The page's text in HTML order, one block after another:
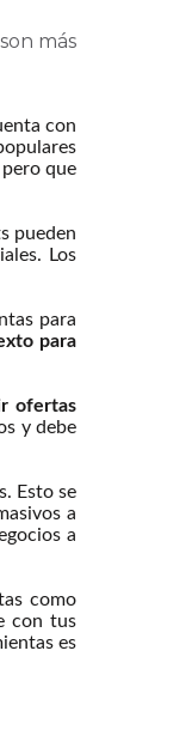
más
con
que
pueden
Los
para
para
ofertas
y debe
Esto se
a
a
como
con tus
es